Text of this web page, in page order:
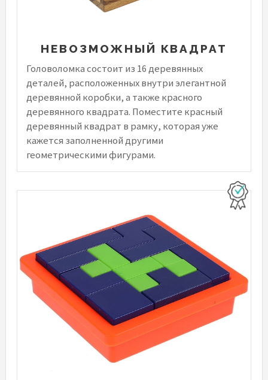
НЕВОЗМОЖНЫЙ КВАДРАТ
Головоломка состоит из 16 деревянных
деталей, расположенных внутри элегантной
деревянной коробки, а также красного
деревянного квадрата. Поместите красный
деревянный квадрат в рамку, которая уже
кажется заполненной другими
геометрическими фигурами.